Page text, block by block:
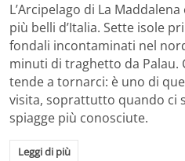
L’Arcipelago di La
più belli d’Italia. Sette isole
fondali incontaminati nel
minuti di traghetto da Palau.
tende a tornarci: è uno di
visita, soprattutto quando ci
spiagge più conosciute.
Leggi di più